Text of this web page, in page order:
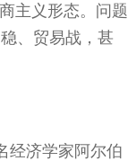
主义形态。问题
、贸易战，甚
经济学家阿尔伯